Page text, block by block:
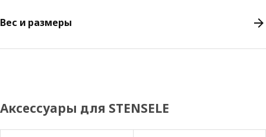
Вес и размеры
Аксессуары для STENSELE